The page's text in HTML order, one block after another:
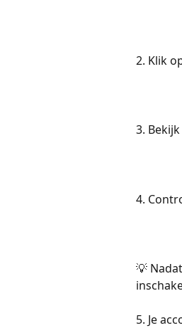
2. Klik
3.
4.
💡
5. Je